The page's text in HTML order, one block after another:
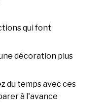
qui font
décoration plus
du temps avec ces
à l'avance